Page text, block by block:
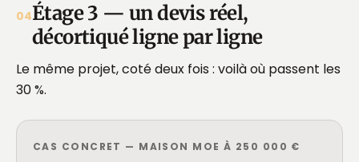
04Étage 3 — un devis réel,
décortiqué ligne par ligne
Le même projet, coté deux fois : voilà où passent les
30 %.
CAS CONCRET — MAISON MOE À 250 000 €